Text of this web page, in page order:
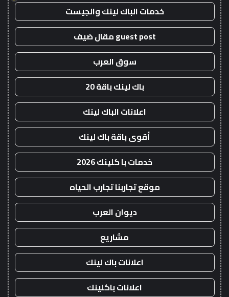
خدمات الباك لينك والجيست
guest post مقال ضيف
سوق العرب
باك لينك باقة 20
اعلانات الباك لينك
أقوى باقة باك لينك
خدمات با كلينك 2026
موقع تجاربنا تجارب الحياه
ديوان العرب
مشاريع
اعلانات باك لينك
اعلانات باكلينك